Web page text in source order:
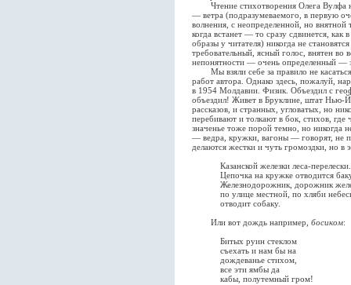
Чтение стихотворения Олега Вулфа
— ветра (подразумеваемого, в первую
волнения, с неопределенной, но
когда встанет — то сразу сдвинется, как
образы у читателя) никогда не
требовательный, ясный голос, внятен во
непонятности — очень определенный —
Мы взяли себе за правило не
работ автора. Однако здесь, пожалуй,
в 1954 Молдавии. Физик. Объездил с
объездил! Живет в Бруклине, штат
рассказов, и странных, угловатых, но
перебивают и толкают в бок, стихов,
значенье тоже порой темно, но никогда
— ведра, кружки, вагоны — говорят, не
делаются жестки и чуть громоздки, но в
Казанской железки леса-перелески.
Цепочка на кружке отводится
Железнодорожник, дорожник
по улице местной, по хляби
отводит собаку.
Или вот дождь например, босиком:
Битых руин стеклом
съехать и нам бы на
дождеванье стихом,
все эти ямбы да
кабы, полутемный гром!